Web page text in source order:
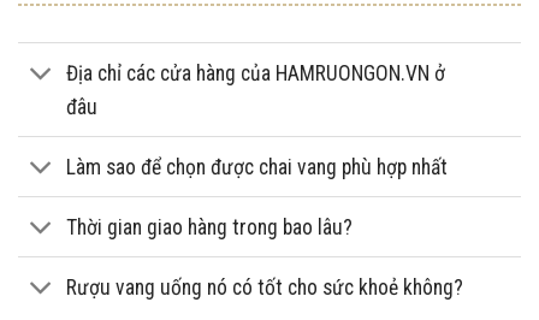
Địa chỉ các cửa hàng của HAMRUONGON.VN ở
đâu
Làm sao để chọn được chai vang phù hợp nhất
Thời gian giao hàng trong bao lâu?
Rượu vang uống nó có tốt cho sức khoẻ không?